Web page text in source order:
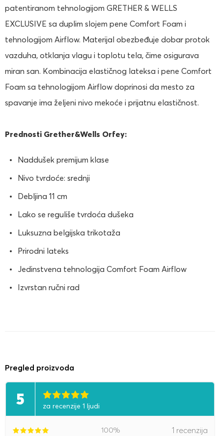
patentiranom tehnologijom GRETHER & WELLS
EXCLUSIVE sa duplim slojem pene Comfort Foam i
tehnologijom Airflow. Materijal obezbeđuje dobar protok
vazduha, otklanja vlagu i toplotu tela, čime osigurava
miran san. Kombinacija elastičnog lateksa i pene Comfort
Foam sa tehnologijom Airflow doprinosi da mesto za
spavanje ima željeni nivo mekoće i prijatnu elastičnost.
Prednosti Grether&Wells Orfey:
Naddušek premijum klase
Nivo tvrdoće: srednji
Debljina 11 cm
Lako se reguliše tvrdoća dušeka
Luksuzna belgijska trikotaža
Prirodni lateks
Jedinstvena tehnologija Comfort Foam Airflow
Izvrstan ručni rad
Pregled proizvoda
5 za recenzije 1 ljudi
100% 1 recenzija